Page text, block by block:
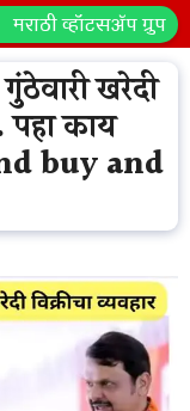
मराठी व्हॉटसॲप ग्रुप
खरेदी
पहा काय
buy and